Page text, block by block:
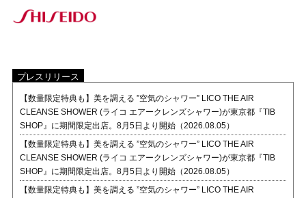
プレスリリース
【数量限定特典も】美を調える ”空気のシャワー” LICO THE AIR
CLEANSE SHOWER (ライコ エアークレンズシャワー)が東京都『TIB
SHOP』に期間限定出店。8月5日より開始（2026.08.05）
【数量限定特典も】美を調える ”空気のシャワー” LICO THE AIR
CLEANSE SHOWER (ライコ エアークレンズシャワー)が東京都『TIB
SHOP』に期間限定出店。8月5日より開始（2026.08.05）
【数量限定特典も】美を調える ”空気のシャワー” LICO THE AIR